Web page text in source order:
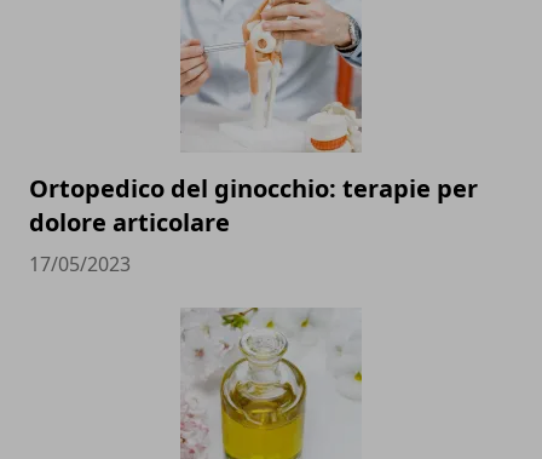
Ortopedico del ginocchio: terapie per
dolore articolare
17/05/2023